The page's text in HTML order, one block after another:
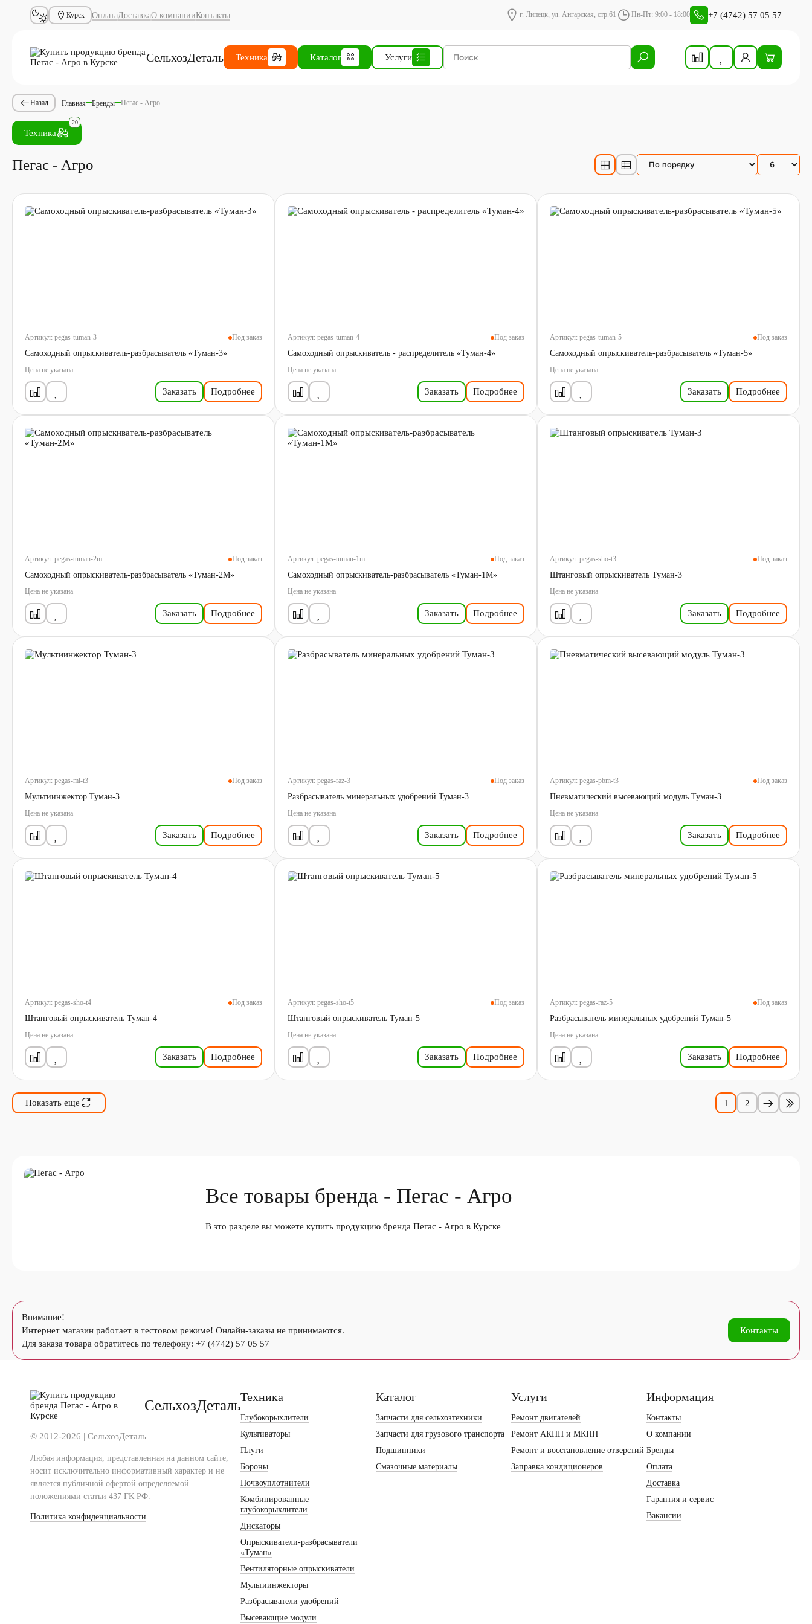
Курск ОплатаДоставкаО компанииКонтакты г. Липецк, ул. Ангарская, стр.61 Пн-Пт: 9:00 - 18:00 +7 (4742) 57 05 57
СельхозДеталь Техника Каталог Услуги
Назад Главная Бренды Пегас - Агро
Техника
20
Пегас - Агро
Артикул: pegas-tuman-3 Под заказ
Самоходный опрыскиватель-разбрасыватель «Туман-3»
Цена не указана
Заказать Подробнее
Артикул: pegas-tuman-4 Под заказ
Самоходный опрыскиватель - распределитель «Туман-4»
Цена не указана
Заказать Подробнее
Артикул:pegas-tuman-5 Под заказ
Самоходный опрыскиватель-разбрасыватель «Туман-5»
Цена не указана
Заказать Подробнее
Артикул: pegas-tuman-2m Под заказ
Самоходный опрыскиватель-разбрасыватель «Туман-2М»
Цена не указана
Заказать Подробнее
Артикул: pegas-tuman-1m Под заказ
Самоходный опрыскиватель-разбрасыватель «Туман-1М»
Цена не указана
Заказать Подробнее
Артикул:pegas-sho-t3 Под заказ
Штанговый опрыскиватель Туман-3
Цена не указана
Заказать Подробнее
Артикул: pegas-mi-t3 Под заказ
Мультиинжектор Туман-3
Цена не указана
Заказать Подробнее
Артикул: pegas-raz-3 Под заказ
Разбрасыватель минеральных удобрений Туман-3
Цена не указана
Заказать Подробнее
Артикул:pegas-pbm-t3 Под заказ
Пневматический высевающий модуль Туман-3
Цена не указана
Заказать Подробнее
Артикул: pegas-sho-t4 Под заказ
Штанговый опрыскиватель Туман-4
Цена не указана
Заказать Подробнее
Артикул: pegas-sho-t5 Под заказ
Штанговый опрыскиватель Туман-5
Цена не указана
Заказать Подробнее
Артикул:pegas-raz-5 Под заказ
Разбрасыватель минеральных удобрений Туман-5
Цена не указана
Заказать Подробнее
Показать еще 1 2
Все товары бренда - Пегас - Агро
В это разделе вы можете купить продукцию бренда Пегас - Агро в Курске
Внимание!
Интернет магазин работает в тестовом режиме! Онлайн-заказы не принимаются.
Для заказа товара обратитесь по телефону: +7 (4742) 57 05 57
Контакты
СельхозДеталь
© 2012-2026 | СельхозДеталь
Любая информация, представленная на данном сайте,
носит исключительно информативный характер и не
является публичной офертой определяемой
положениями статьи 437 ГК РФ.
Политика конфиденциальности
Техника
Глубокорыхлители
Культиваторы
Плуги
Бороны
Почвоуплотнители
Комбинированные
глубокорыхлители
Дискаторы
Опрыскиватели-разбрасыватели
«Туман»
Вентиляторные опрыскиватели
Мультиинжекторы
Разбрасыватели удобрений
Высевающие модули
Каталог
Запчасти для сельхозтехники
Запчасти для грузового транспорта
Подшипники
Смазочные материалы
Услуги
Ремонт двигателей
Ремонт АКПП и МКПП
Ремонт и восстановление отверстий
Заправка кондиционеров
Информация
Контакты
О компании
Бренды
Оплата
Доставка
Гарантия и сервис
Вакансии